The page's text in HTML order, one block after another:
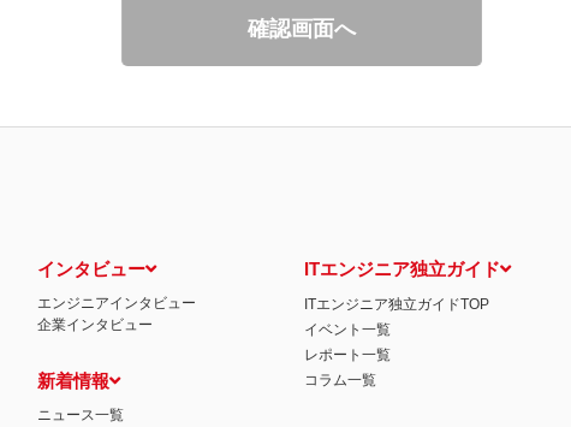
リックされている広告の情報（クリック日や広告掲載サイトなど）を取得のうえ、情
を除いて第三者に提供することはありません。
わせ窓口について
相談窓口になります。
情の解決の申出先
目15番8号 グレイスビル泉岳寺前
2032
人情報の取得
提供するプログラムを利用し、特定のサイトにおいて行動ターゲティング広告（サ
を行っております。 その際、ユーザーのサイト訪問履歴情報を採取するためCookie
りません）。
確認画面へ
インタビュー
エンジニアインタビュー
企業インタビュー
新着情報
ニュース一覧
ITエンジニア独立ガイド
ITエンジニア独立ガイドTOP
イベント一覧
レポート一覧
コラム一覧